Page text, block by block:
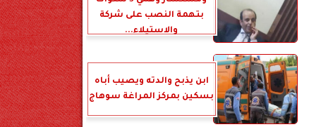
بتهمة النصب على شركة
والاستيلاء...
ابن يذبح والدته ويصيب أباه
بسكين بمركز المراغة سوهاج